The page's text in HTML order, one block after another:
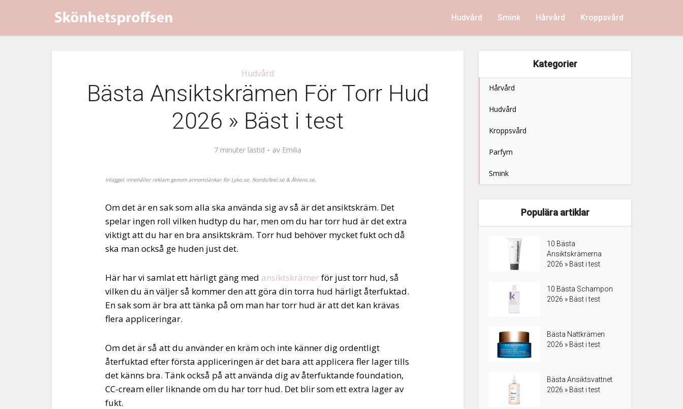
Hudvård Smink Hårvård Kroppsvård
Hudvård
Bästa Ansiktskrämen För Torr Hud
2026 » Bäst i test
7 minuter lästid av Emilia
Inlägget innehåller reklam genom annonslänkar för Lyko.se, Nordicfeel.se &Åhlens.se.
Om det är en sak som alla ska använda sig av så är det ansiktskräm. Det
spelar ingen roll vilken hudtyp du har, men om du har torr hud är det extra
viktigt att du har en bra ansiktskräm. Torr hud behöver mycket fukt och då
ska man också ge huden just det.
Här har vi samlat ett härligt gäng med ansiktskrämerför just torr hud, så
vilken du än väljer så kommer den att göra din torra hud härligt återfuktad.
En sak som är bra att tänka på om man har torr hud är att det kan krävas
flera appliceringar.
Om det är så att du använder en kräm och inte känner dig ordentligt
återfuktad efter första appliceringen är det bara att applicera fler lager tills
det känns bra. Tänk också på att använda dig av återfuktande foundation,
CC-cream eller liknande om du har torr hud. Det blir som ett extra lager av
fukt.
Kategorier
Hårvård
Hudvård
Kroppsvård
Parfym
Smink
Populära artiklar
10 Bästa
Ansiktskrämerna
2026 » Bäst i test
10 Bästa Schampon
2026 » Bäst i test
Bästa Nattkrämen
2026 » Bäst i test
Bästa Ansiktsvattnet
2026 » Bäst i test